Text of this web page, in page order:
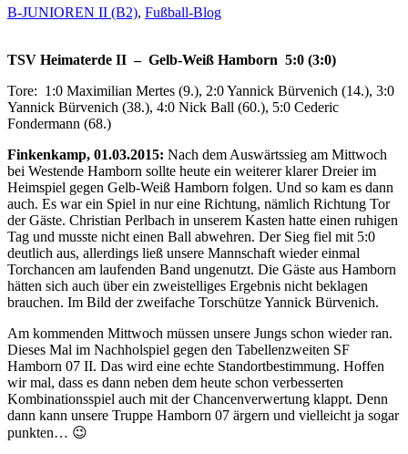
B-JUNIOREN II (B2), Fußball-Blog
TSV Heimaterde II – Gelb-Weiß Hamborn 5:0 (3:0)
Tore: 1:0 Maximilian Mertes (9.), 2:0 Yannick Bürvenich (14.), 3:0
Yannick Bürvenich (38.), 4:0 Nick Ball (60.), 5:0 Cederic
Fondermann (68.)
Finkenkamp, 01.03.2015: Nach dem Auswärtssieg am Mittwoch
bei Westende Hamborn sollte heute ein weiterer klarer Dreier im
Heimspiel gegen Gelb-Weiß Hamborn folgen. Und so kam es dann
auch. Es war ein Spiel in nur eine Richtung, nämlich Richtung Tor
der Gäste. Christian Perlbach in unserem Kasten hatte einen ruhigen
Tag und musste nicht einen Ball abwehren. Der Sieg fiel mit 5:0
deutlich aus, allerdings ließ unsere Mannschaft wieder einmal
Torchancen am laufenden Band ungenutzt. Die Gäste aus Hamborn
hätten sich auch über ein zweistelliges Ergebnis nicht beklagen
brauchen. Im Bild der zweifache Torschütze Yannick Bürvenich.
Am kommenden Mittwoch müssen unsere Jungs schon wieder ran.
Dieses Mal im Nachholspiel gegen den Tabellenzweiten SF
Hamborn 07 II. Das wird eine echte Standortbestimmung. Hoffen
wir mal, dass es dann neben dem heute schon verbesserten
Kombinationsspiel auch mit der Chancenverwertung klappt. Denn
dann kann unsere Truppe Hamborn 07 ärgern und vielleicht ja sogar
punkten… 😉